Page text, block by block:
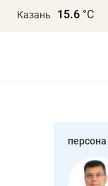
Казань 15.6 °С
персона